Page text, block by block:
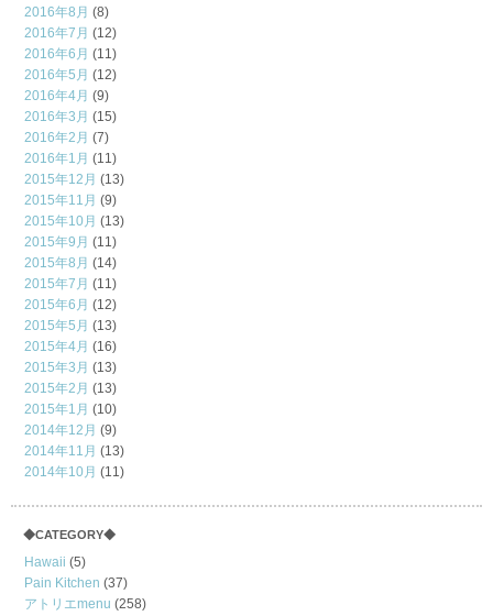
2016年8月 (8)
2016年7月 (12)
2016年6月 (11)
2016年5月 (12)
2016年4月 (9)
2016年3月 (15)
2016年2月 (7)
2016年1月 (11)
2015年12月 (13)
2015年11月 (9)
2015年10月 (13)
2015年9月 (11)
2015年8月 (14)
2015年7月 (11)
2015年6月 (12)
2015年5月 (13)
2015年4月 (16)
2015年3月 (13)
2015年2月 (13)
2015年1月 (10)
2014年12月 (9)
2014年11月 (13)
2014年10月 (11)
◆CATEGORY◆
Hawaii (5)
Pain Kitchen (37)
アトリエmenu (258)